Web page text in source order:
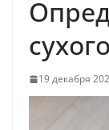
19 декабря